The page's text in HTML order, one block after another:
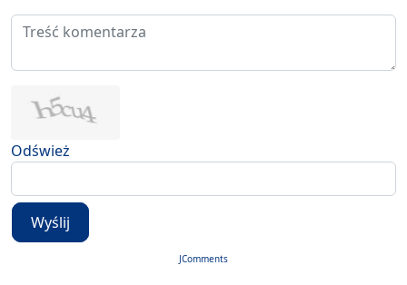
Odśwież
Wyślij
JComments